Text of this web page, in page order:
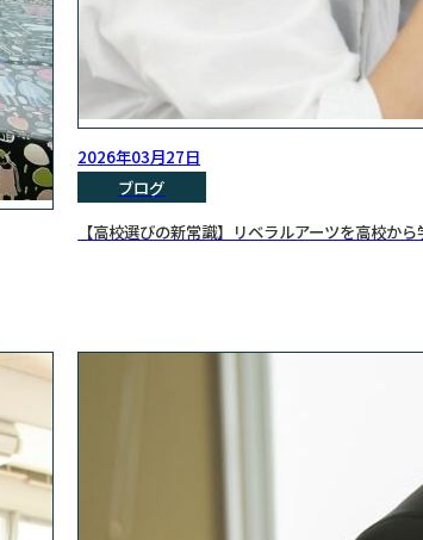
2026年03月27日
ブログ
【高校選びの新常識】リベラルアーツを高校か